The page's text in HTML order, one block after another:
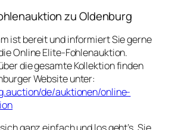
zu Oldenburg
ist bereit und informiert Sie gerne
Online Elite-Fohlenauktion.
die gesamte Kollektion finden
Website unter:
de/auktionen/online-